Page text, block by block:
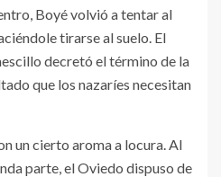
Boyé volvió a tentar al
tirarse al suelo. El
decretó el término de la
que los nazaríes necesitan
un cierto aroma a locura. Al
parte, el Oviedo dispuso de